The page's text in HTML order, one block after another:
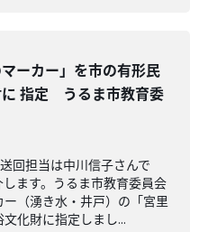
マーカー」を市の有形民
指定 うるま市教育委
回担当は中川信子さんで
ます。うるま市教育委員会
（湧き水・井戸）の「宮里
化財に指定しまし...